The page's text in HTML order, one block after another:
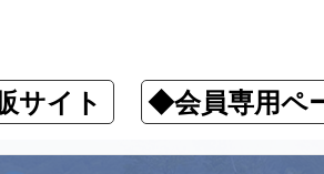
サイト ◆会員専用ペ